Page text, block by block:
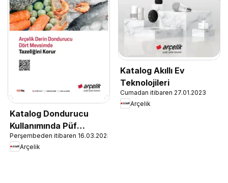
Katalog Dondurucu
Kullanımında Püf
Noktaları
Perşembeden itibaren 16.03.2023
Arçelik
Katalog Akıllı Ev
Teknolojileri
Cumadan itibaren 27.01.2023
Arçelik